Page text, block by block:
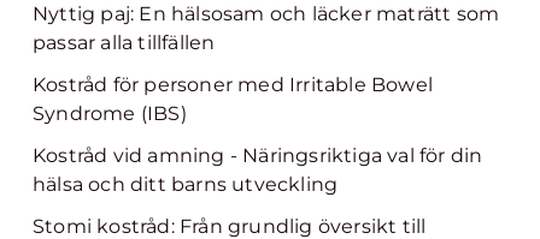
Nyttig paj: En hälsosam och läcker maträtt som
passar alla tillfällen
Kostråd för personer med Irritable Bowel
Syndrome (IBS)
Kostråd vid amning - Näringsriktiga val för din
hälsa och ditt barns utveckling
Stomi kostråd: Från grundlig översikt till